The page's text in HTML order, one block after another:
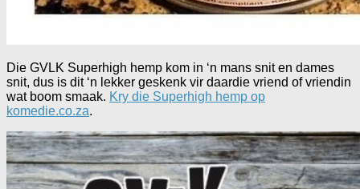
Die GVLK Superhigh hemp kom in ‘n mans snit en dames
snit, dus is dit ‘n lekker geskenk vir daardie vriend of vriendin
wat boom smaak. Kry die Superhigh hemp op
komedie.co.za.